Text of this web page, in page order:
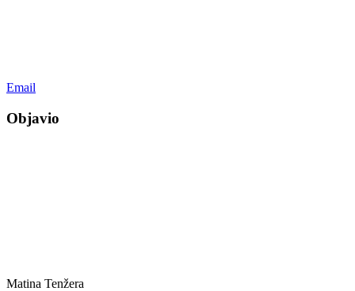
Email
Objavio
Matina Tenžera